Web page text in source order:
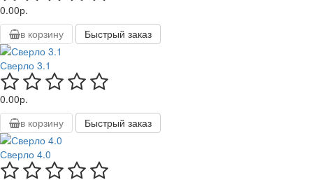
0.00р.
в корзину
Быстрый заказ
Сверло 3.1
0.00р.
в корзину
Быстрый заказ
Сверло 4.0